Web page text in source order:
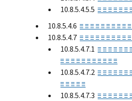
10.8.5.4.5.5 ≡ ≡ ≡ ≡ ≡ ≡
10.8.5.4.6 ≡ ≡ ≡ ≡ ≡ ≡ ≡ ≡ ≡
10.8.5.4.7 ≡ ≡ ≡ ≡ ≡ ≡ ≡ ≡ ≡
10.8.5.4.7.1 ≡ ≡ ≡ ≡ ≡ ≡
≡ ≡ ≡ ≡ ≡ ≡ ≡ ≡ ≡ ≡ ≡
10.8.5.4.7.2 ≡ ≡ ≡ ≡ ≡ ≡
≡ ≡ ≡ ≡ ≡
10.8.5.4.7.3 ≡ ≡ ≡ ≡ ≡ ≡